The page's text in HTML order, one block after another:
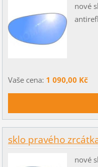
nové
Vaše cena: 1 090,00 Kč
sklo pravého
nové